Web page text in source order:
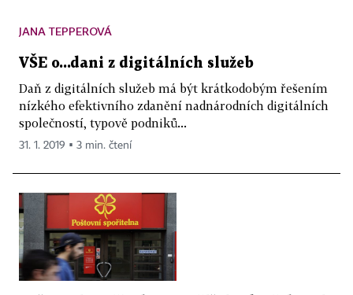
JANA TEPPEROVÁ
VŠE o...dani z digitálních služeb
Daň z digitálních služeb má být krátkodobým řešením
nízkého efektivního zdanění nadnárodních digitálních
společností, typově podniků...
31. 1. 2019 ▪ 3 min. čtení